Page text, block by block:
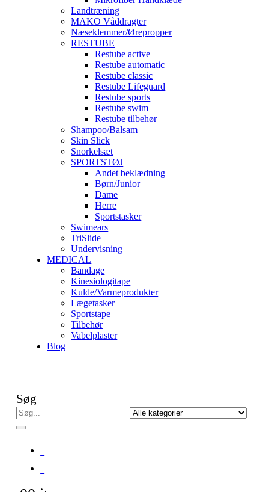
Landtræning
MAKO Våddragter
Næseklemmer/Ørepropper
RESTUBE
Restube active
Restube automatic
Restube classic
Restube Lifeguard
Restube sports
Restube swim
Restube tilbehør
Shampoo/Balsam
Skin Slick
Snorkelsæt
SPORTSTØJ
Andet beklædning
Børn/Junior
Dame
Herre
Sportstasker
Swimears
TriSlide
Undervisning
MEDICAL
Bandage
Kinesiologitape
Kulde/Varmeprodukter
Lægetasker
Sportstape
Tilbehør
Vabelplaster
Blog
Søg